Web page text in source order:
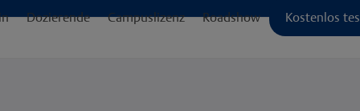
Dozierende Campuslizenz Roadshow Kostenlos